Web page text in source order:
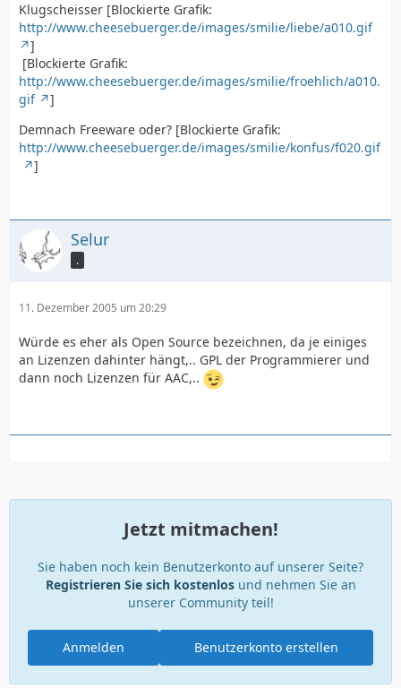
Klugscheisser [Blockierte Grafik:
http://www.cheesebuerger.de/images/smilie/liebe/a010.gif
]
[Blockierte Grafik:
http://www.cheesebuerger.de/images/smilie/froehlich/a010.
gif
]
Demnach Freeware oder? [Blockierte Grafik:
http://www.cheesebuerger.de/images/smilie/konfus/f020.gif
]
Selur
.
11. Dezember 2005 um 20:29
Würde es eher als Open Source bezeichnen, da je einiges
an Lizenzen dahinter hängt,.. GPL der Programmierer und
dann noch Lizenzen für AAC,..
Jetzt mitmachen!
Sie haben noch kein Benutzerkonto auf unserer Seite?
Registrieren Sie sich kostenlosund nehmen Sie an
unserer Community teil!
Benutzerkonto erstellen
Anmelden